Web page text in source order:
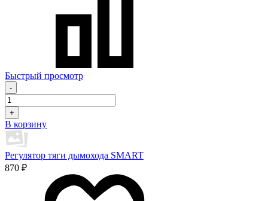
Быстрый просмотр
-
+
В корзину
Регулятор тяги дымохода SMART
870 ₽